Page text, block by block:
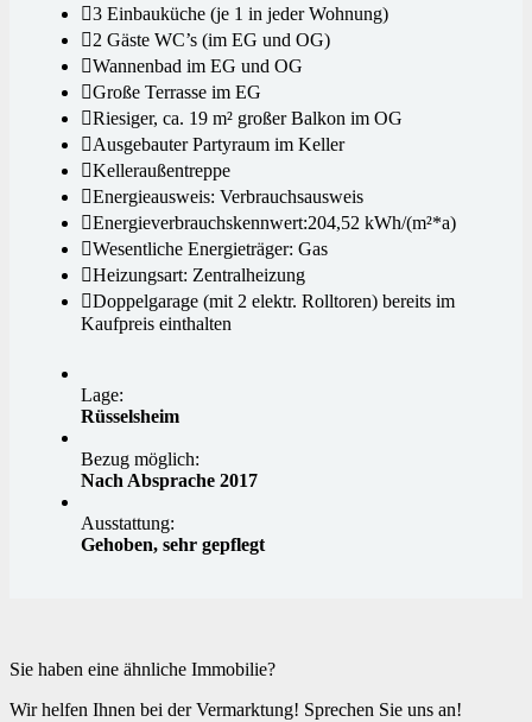
3 Einbauküche (je 1 in jeder Wohnung)
2 Gäste WC’s (im EG und OG)
Wannenbad im EG und OG
Große Terrasse im EG
Riesiger, ca. 19 m² großer Balkon im OG
Ausgebauter Partyraum im Keller
Kelleraußentreppe
Energieausweis: Verbrauchsausweis
Energieverbrauchskennwert:204,52 kWh/(m²*a)
Wesentliche Energieträger: Gas
Heizungsart: Zentralheizung
Doppelgarage (mit 2 elektr. Rolltoren) bereits im
Kaufpreis einthalten
Lage:
Rüsselsheim
Bezug möglich:
Nach Absprache 2017
Ausstattung:
Gehoben, sehr gepflegt
Sie haben eine ähnliche Immobilie?
Wir helfen Ihnen bei der Vermarktung! Sprechen Sie uns an!